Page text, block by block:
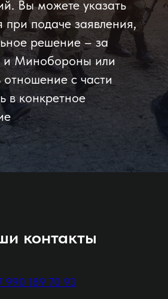
Вы можете указать
при подаче заявления,
решение – за
и Минобороны или
отношение с части
в конкретное
контакты
990 189 70 93